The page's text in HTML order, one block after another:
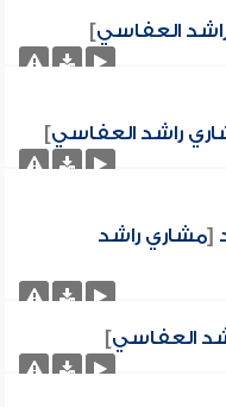
العفاسي]
راشد العفاسي]
[مشاري راشد
العفاسي]